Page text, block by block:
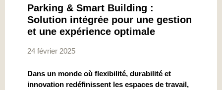
Parking & Smart Building :
Solution intégrée pour une gestion
et une expérience optimale
24 février 2025
Dans un monde où flexibilité, durabilité et
innovation redéfinissent les espaces de travail,